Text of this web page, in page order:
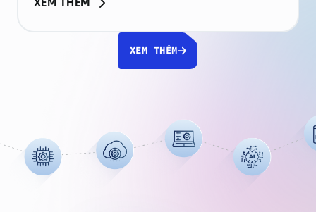
hoạt động vận hành. Nhân viên phải mở
hàng chục file Excel, Word, PDF, tìm kiếm
thông tin, đối chiếu số liệu, tổng hợp nội
XEM THÊM